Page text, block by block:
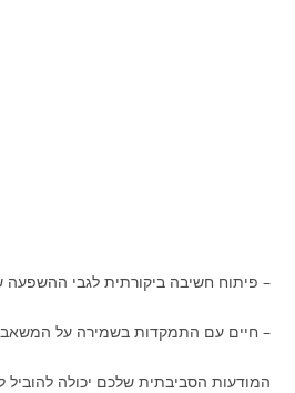
– פיתוח חשיבה ביקורתית לגבי ההשפעה
– חיים עם התמקדות בשמירה על
המודעות הסביבתית שלכם יכולה להוביל